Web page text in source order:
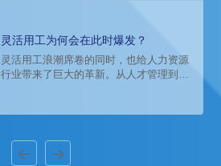
种新的用工模式。
灵活用工为何会在此时爆发？
灵活用工浪潮席卷的同时，也给人力资源
行业带来了巨大的革新。从人才管理到人
标，谁能抓住时代机遇，谁才能顺势发